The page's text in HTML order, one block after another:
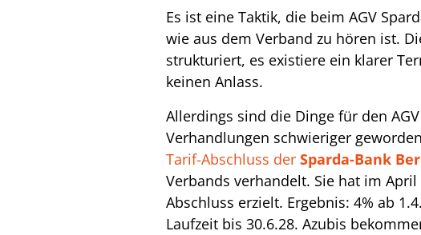
Es ist eine Taktik, die beim AGV
wie aus dem Verband zu hören ist.
strukturiert, es existiere ein klarer
keinen Anlass.
Allerdings sind die Dinge für den
Verhandlungen schwieriger
Tarif-Abschluss der Sparda-Bank
Verbands verhandelt. Sie hat im
Abschluss erzielt. Ergebnis: 4% ab
Laufzeit bis 30.6.28. Azubis